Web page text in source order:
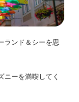
ランド＆シーを思
ニーを満喫してく